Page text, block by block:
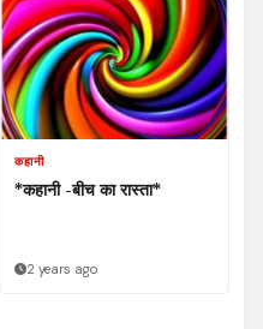
कहानी
*कहानी -बीच का रास्ता*
2 years ago